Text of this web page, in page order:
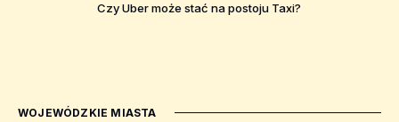
Czy Uber może stać na postoju Taxi?
WOJEWÓDZKIE MIASTA